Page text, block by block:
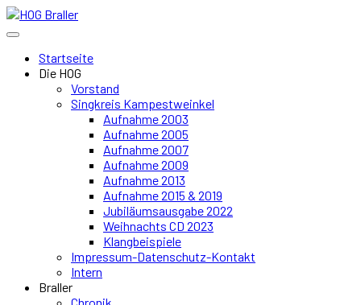
Startseite
Die HOG
Vorstand
Singkreis Kampestweinkel
Aufnahme 2003
Aufnahme 2005
Aufnahme 2007
Aufnahme 2009
Aufnahme 2013
Aufnahme 2015 & 2019
Jubiläumsausgabe 2022
Weihnachts CD 2023
Klangbeispiele
Impressum-Datenschutz-Kontakt
Intern
Braller